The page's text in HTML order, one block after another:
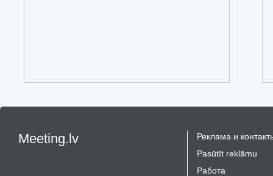
Meeting.lv
Реклама и
Pasūtīt reklāmu
Работа